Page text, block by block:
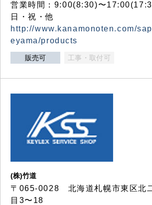
営業時間：9:00(8:30)〜
日・祝・他
http://www.kanamonoten.com/
eyama/products
販売可 工事・取付可
(株)竹道
〒065-0028 北海道札幌市東区北
目3〜18